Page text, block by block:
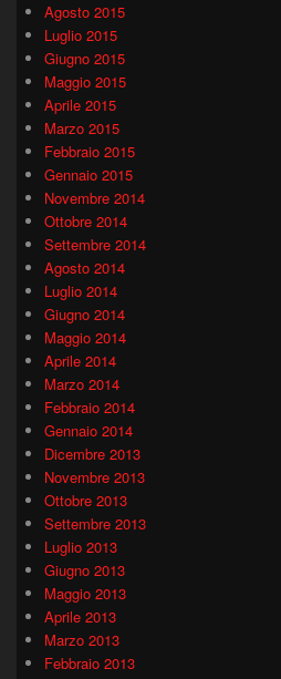
Agosto 2015
Luglio 2015
Giugno 2015
Maggio 2015
Aprile 2015
Marzo 2015
Febbraio 2015
Gennaio 2015
Novembre 2014
Ottobre 2014
Settembre 2014
Agosto 2014
Luglio 2014
Giugno 2014
Maggio 2014
Aprile 2014
Marzo 2014
Febbraio 2014
Gennaio 2014
Dicembre 2013
Novembre 2013
Ottobre 2013
Settembre 2013
Luglio 2013
Giugno 2013
Maggio 2013
Aprile 2013
Marzo 2013
Febbraio 2013